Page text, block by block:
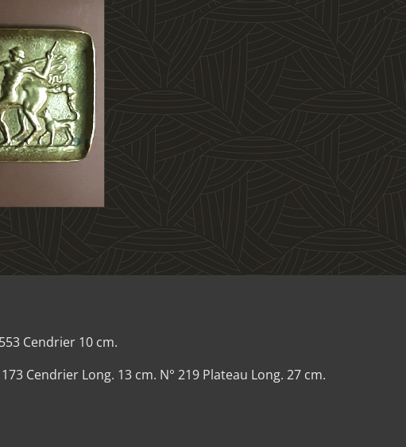
Cendrier 10 cm.
173 Cendrier Long. 13 cm. N° 219 Plateau Long. 27 cm.